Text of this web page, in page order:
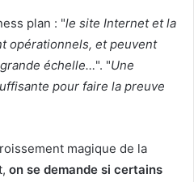
plan : "le site Internet et la
opérationnels, et peuvent
échelle…". "Une
pour faire la preuve
magique de la
on se demande si certains